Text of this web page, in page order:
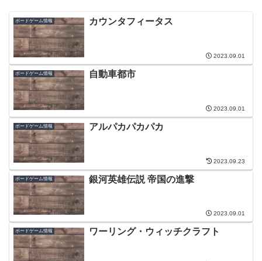
ボードゲーム情報 カウンタフィータス
2023.09.01
ボードゲーム情報 自動車都市
2023.09.01
ボードゲーム情報 アルパカパカパカ
2023.09.23
ボードゲーム情報 銀河英雄伝説 帝国の進撃
2023.09.01
ボードゲーム情報 ワーリング・ウィッチクラフト